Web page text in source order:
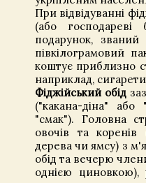
При відвідуванні
(або
подарунок, званий
півкілограмовий
коштує приблизно
наприклад,
Фіджійський обід
("какана-діна" або
"смак"). Головна
овочів та коренів
дерева чи ямсу) з
обід та вечерю
однією циновкою),